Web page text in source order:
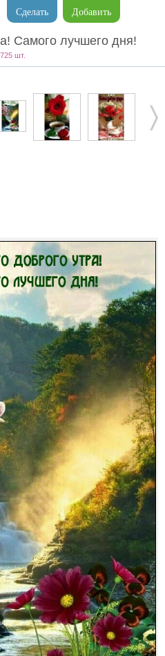
Добавить
Сделать
Самого лучшего дня!
шт.